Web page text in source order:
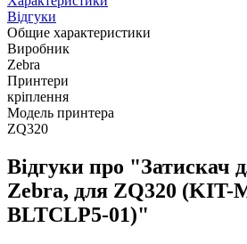
Відгуки
Общие характеристики
Виробник
Zebra
Принтери
кріплення
Модель принтера
ZQ320
Відгуки про "Затискач
Zebra, для ZQ320 (KIT-
BLTCLP5-01)"